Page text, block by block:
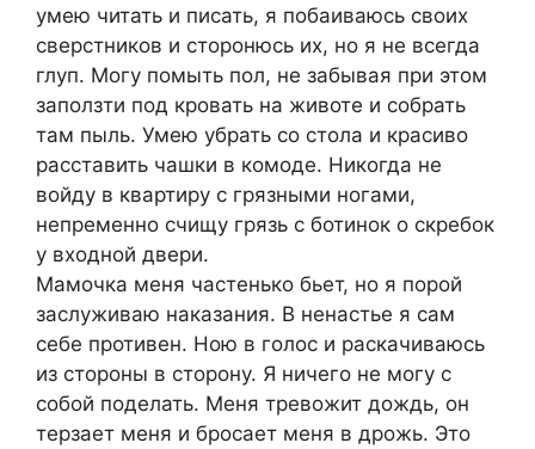
умею читать и писать, я побаиваюсь своих
сверстников и сторонюсь их, но я не всегда
глуп. Могу помыть пол, не забывая при этом
заползти под кровать на животе и собрать
там пыль. Умею убрать со стола и красиво
расставить чашки в комоде. Никогда не
войду в квартиру с грязными ногами,
непременно счищу грязь с ботинок о скребок
у входной двери.
Мамочка меня частенько бьет, но я порой
заслуживаю наказания. В ненастье я сам
себе противен. Ною в голос и раскачиваюсь
из стороны в сторону. Я ничего не могу с
собой поделать. Меня тревожит дождь, он
терзает меня и бросает меня в дрожь. Это